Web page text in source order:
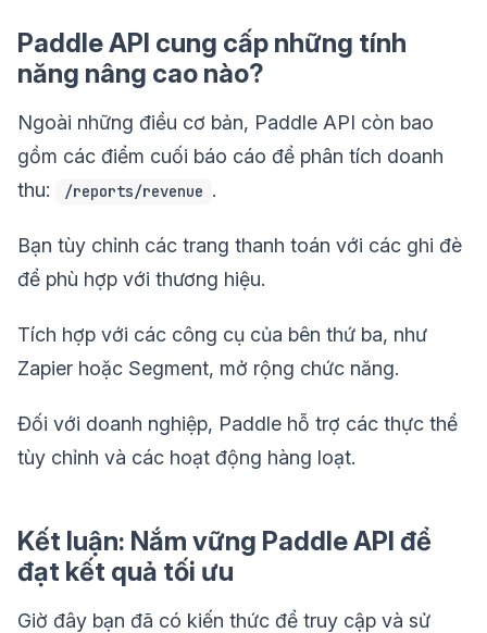
Paddle API cung cấp những tính
năng nâng cao nào?
Ngoài những điều cơ bản, Paddle API còn bao
gồm các điểm cuối báo cáo để phân tích doanh
thu:
/reports/revenue .
Bạn tùy chỉnh các trang thanh toán với các ghi đè
để phù hợp với thương hiệu.
Tích hợp với các công cụ của bên thứ ba, như
Zapier hoặc Segment, mở rộng chức năng.
Đối với doanh nghiệp, Paddle hỗ trợ các thực thể
tùy chỉnh và các hoạt động hàng loạt.
Kết luận: Nắm vững Paddle API để
đạt kết quả tối ưu
Giờ đây bạn đã có kiến thức để truy cập và sử